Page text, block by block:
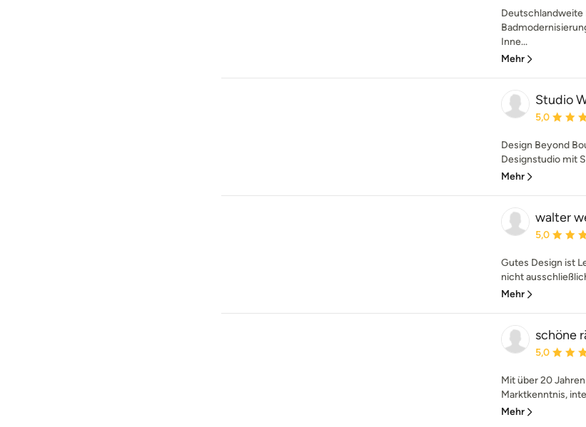
Deutschlandweite
Inne...
Mehr
Studio
5,0
Design Beyond
Designstudio mit
Mehr
walter
5,0
Gutes Design ist
nicht
Mehr
schöne
5,0
Mit über 20
Marktkenntnis,
Mehr